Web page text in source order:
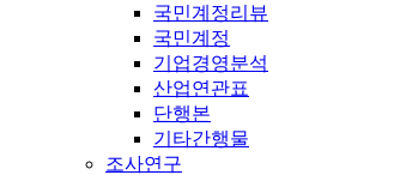
국민계정리뷰
국민계정
기업경영분석
산업연관표
단행본
기타간행물
조사연구